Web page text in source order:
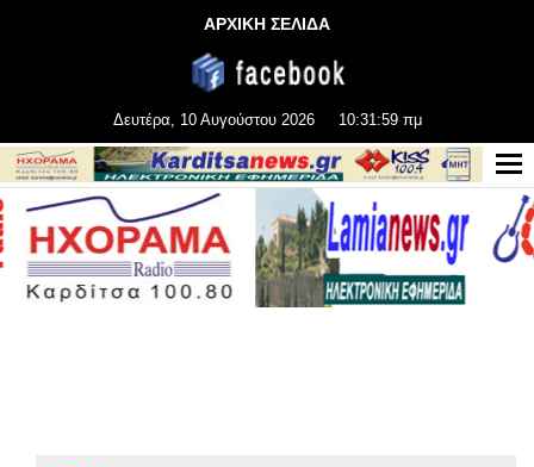
ΑΡΧΙΚΗ ΣΕΛΙΔΑ
Δευτέρα, 10 Αυγούστου 2026 10:32:00 πμ